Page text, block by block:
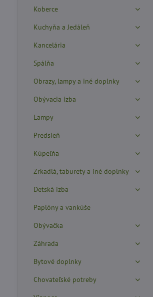
Koberce
Kuchyňa a Jedáleň
Kancelária
Spálňa
Obrazy, lampy a iné doplnky
Obývacia izba
Lampy
Predsieň
Kúpeľňa
Zrkadlá, taburety a iné doplnky
Detská izba
Paplóny a vankúše
Obývačka
Záhrada
Bytové doplnky
Chovateľské potreby